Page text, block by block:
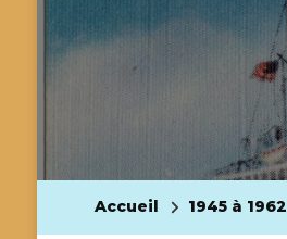
Accueil 1945 à 1962